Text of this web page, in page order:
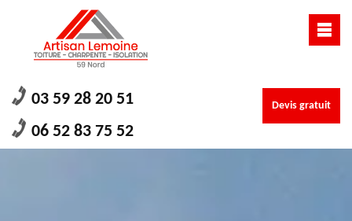
03 59 28 20 51
06 52 83 75 52
Devis gratuit